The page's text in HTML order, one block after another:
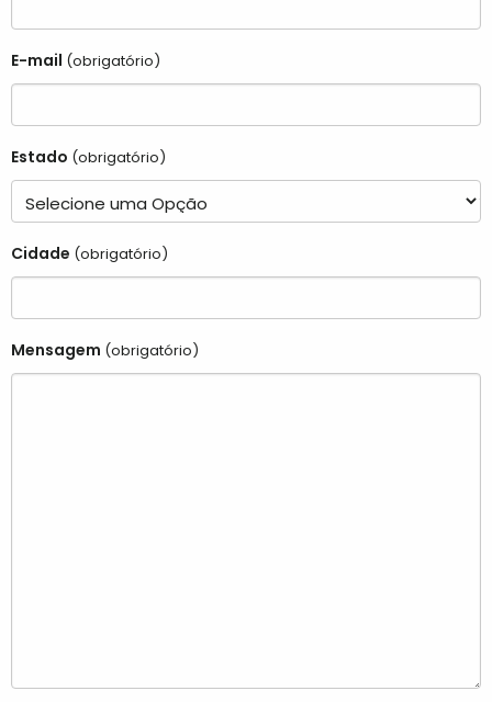
E-mail (obrigatório)
Estado (obrigatório)
Cidade (obrigatório)
Mensagem (obrigatório)